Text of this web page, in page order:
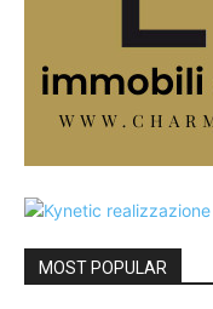
MOST POPULAR